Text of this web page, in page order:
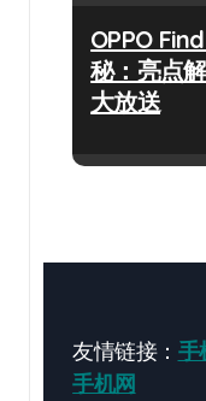
OPPO
秘：亮点
大放送
友情链接： 手
手机网